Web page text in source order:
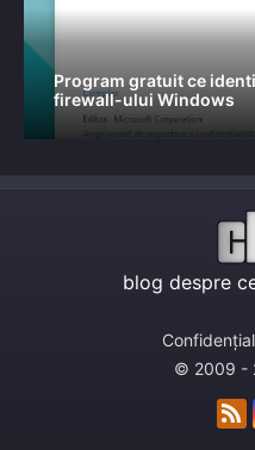
Program gratuit ce
firewall-ului Windows
blog despre
© 2009 -